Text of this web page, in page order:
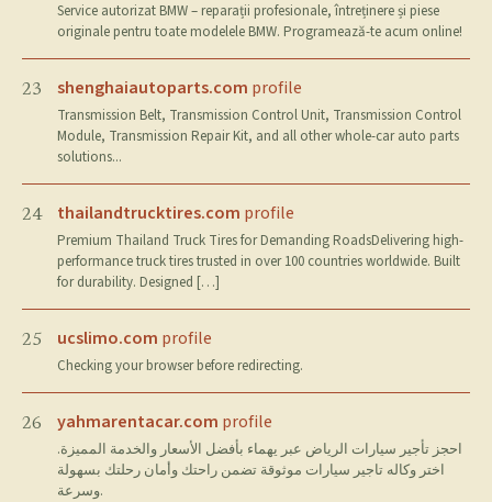
Service autorizat BMW – reparații profesionale, întreținere și piese
originale pentru toate modelele BMW. Programează-te acum online!
23 shenghaiautoparts.com profile
Transmission Belt, Transmission Control Unit, Transmission Control
Module, Transmission Repair Kit, and all other whole-car auto parts
solutions...
24 thailandtrucktires.com profile
Premium Thailand Truck Tires for Demanding RoadsDelivering high-
performance truck tires trusted in over 100 countries worldwide. Built
for durability. Designed […]
25 ucslimo.com profile
Checking your browser before redirecting.
26 yahmarentacar.com profile
احجز تأجير سيارات الرياض عبر يهماء بأفضل الأسعار والخدمة المميزة.
اختر وكاله تاجير سيارات موثوقة تضمن راحتك وأمان رحلتك بسهولة
وسرعة.